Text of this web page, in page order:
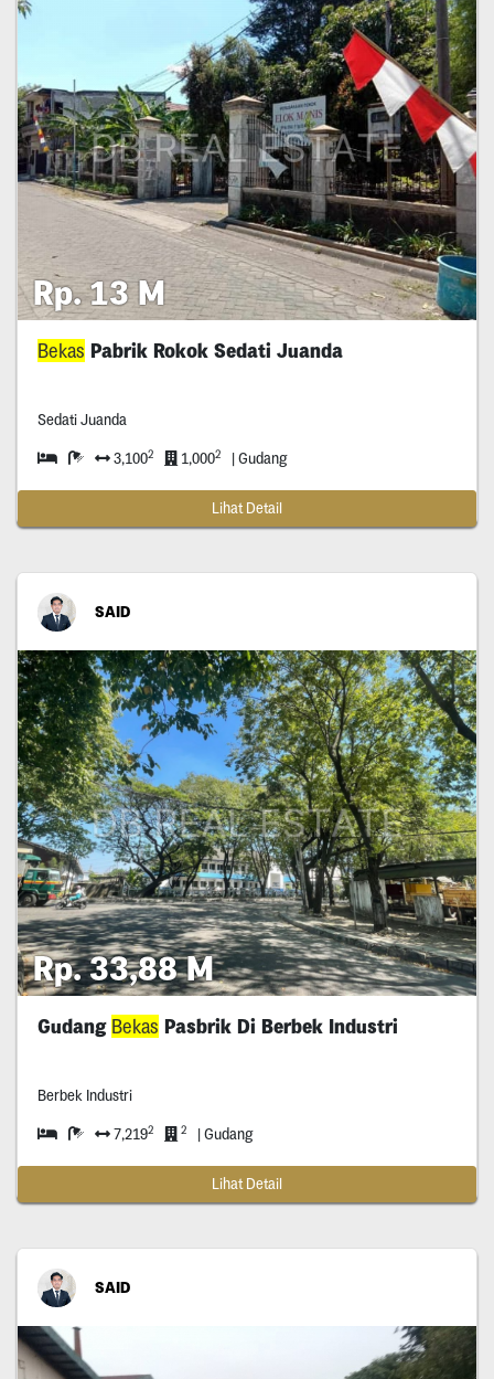
Rp. 13 M
Bekas Pabrik Rokok Sedati Juanda
Sedati Juanda
3,1002 1,0002 | Gudang
Lihat Detail
SAID
Rp. 33,88 M
Gudang Bekas Pasbrik Di Berbek Industri
Berbek Industri
7,2192 2 | Gudang
Lihat Detail
SAID